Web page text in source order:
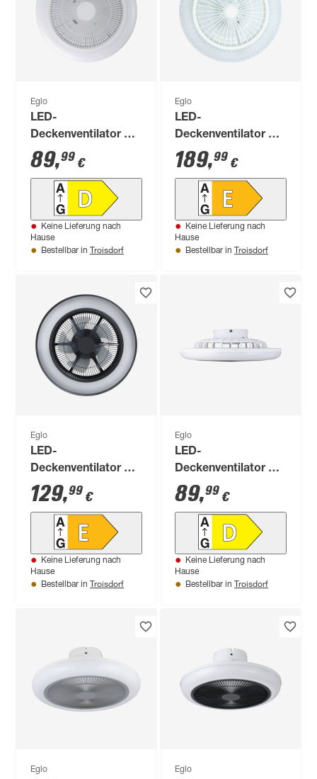
Eglo
LED-
Deckenventilator mit
Beleuchtung
'Sayulita 1' dimmbar
25,3 W 3280 lm RGB
- tunable white Ø 46
x 14,5 cm
89,99 €
Keine Lieferung nach
Hause
Bestellbar in Troisdorf
Eglo
LED-
Deckenventilator mit
Beleuchtung
'Malinska' dimmbar
37,8 W 4800 lm
warmweiß,
neutralweiß Ø 55 x
20 cm
189,99 €
Keine Lieferung nach
Hause
Bestellbar in Troisdorf
Eglo
LED-
Deckenventilator mit
Beleuchtung
'Vallonia 1' dimmbar
31,7 W 3200 lm RGB
- tunable white Ø 48
x 21 cm
129,99 €
Keine Lieferung nach
Hause
Bestellbar in Troisdorf
Eglo
LED-
Deckenventilator mit
Beleuchtung
'Sayulita 1' dimmbar
25,3 W 3280 lm RGB
- tunable white Ø 46
x 14,5 cm
89,99 €
Keine Lieferung nach
Hause
Bestellbar in Troisdorf
Eglo Eglo